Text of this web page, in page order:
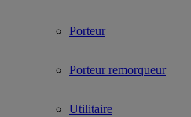
Porteur
Porteur remorqueur
Utilitaire